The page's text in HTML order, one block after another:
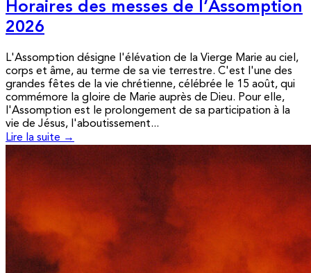
Horaires des messes de l’Assomption
2026
L'Assomption désigne l'élévation de la Vierge Marie au ciel,
corps et âme, au terme de sa vie terrestre. C'est l'une des
grandes fêtes de la vie chrétienne, célébrée le 15 août, qui
commémore la gloire de Marie auprès de Dieu. Pour elle,
l'Assomption est le prolongement de sa participation à la
vie de Jésus, l'aboutissement...
Lire la suite →